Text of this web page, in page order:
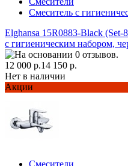
Смеситель с
Elghansa 15R0883-Black
с гигиеническим набором,
12 000 р.14 150 р.
Нет в наличии
Акции
Смесители